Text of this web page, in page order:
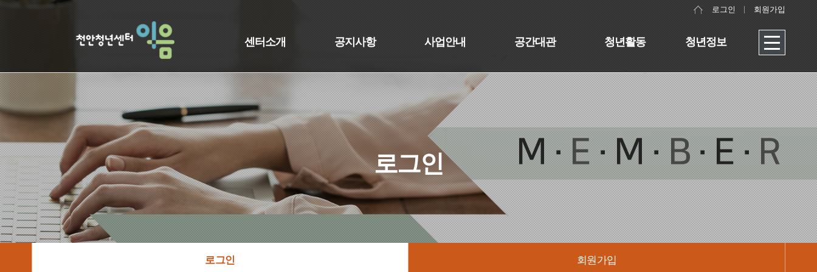
로그인 회원가입
센터소개 공지사항 사업안내 공간대관 청년활동 청년정보
로그인
로그인 회원가입